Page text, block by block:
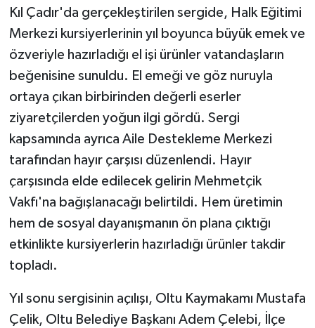
Kıl Çadır'da gerçekleştirilen sergide, Halk Eğitimi
Merkezi kursiyerlerinin yıl boyunca büyük emek ve
özveriyle hazırladığı el işi ürünler vatandaşların
beğenisine sunuldu. El emeği ve göz nuruyla
ortaya çıkan birbirinden değerli eserler
ziyaretçilerden yoğun ilgi gördü. Sergi
kapsamında ayrıca Aile Destekleme Merkezi
tarafından hayır çarşısı düzenlendi. Hayır
çarşısında elde edilecek gelirin Mehmetçik
Vakfı'na bağışlanacağı belirtildi. Hem üretimin
hem de sosyal dayanışmanın ön plana çıktığı
etkinlikte kursiyerlerin hazırladığı ürünler takdir
topladı.
Yıl sonu sergisinin açılışı, Oltu Kaymakamı Mustafa
Çelik, Oltu Belediye Başkanı Adem Çelebi, İlçe
Bulanık
Malazgirt
Varto